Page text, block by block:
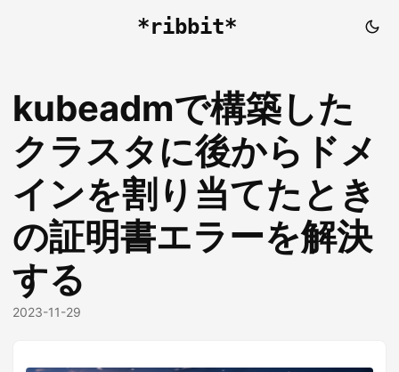
*ribbit*
kubeadmで構築した
クラスタに後からドメ
インを割り当てたとき
の証明書エラーを解決
する
2023-11-29